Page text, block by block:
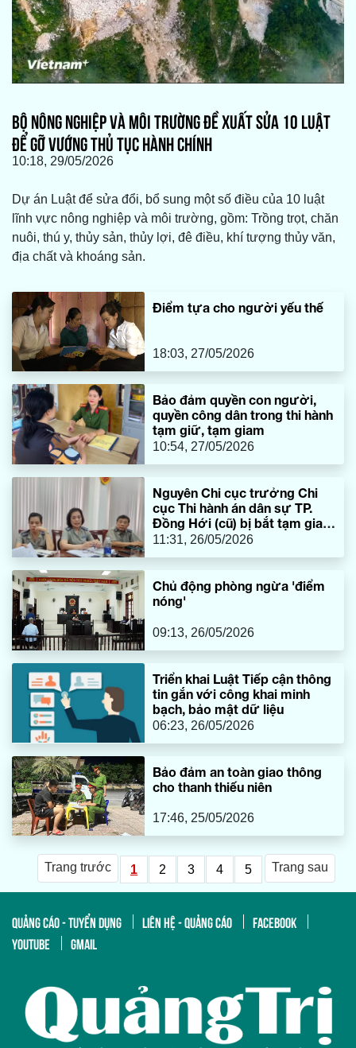
BỘ NÔNG NGHIỆP VÀ MÔI TRƯỜNG ĐỀ XUẤT SỬA 10 LUẬT
ĐỂ GỠ VƯỚNG THỦ TỤC HÀNH CHÍNH
10:18, 29/05/2026
Dự án Luật để sửa đổi, bổ sung một số điều của 10 luật
lĩnh vực nông nghiệp và môi trường, gồm: Trồng trọt, chăn
nuôi, thú y, thủy sản, thủy lợi, đê điều, khí tượng thủy văn,
địa chất và khoáng sản.
Điểm tựa cho người yếu thế
18:03, 27/05/2026
Bảo đảm quyền con người,
quyền công dân trong thi hành
tạm giữ, tạm giam
10:54, 27/05/2026
Nguyên Chi cục trưởng Chi
cục Thi hành án dân sự TP.
Đồng Hới (cũ) bị bắt tạm giam
để điều tra
11:31, 26/05/2026
Chủ động phòng ngừa 'điểm
nóng'
09:13, 26/05/2026
Triển khai Luật Tiếp cận thông
tin gắn với công khai minh
bạch, bảo mật dữ liệu
06:23, 26/05/2026
Bảo đảm an toàn giao thông
cho thanh thiếu niên
17:46, 25/05/2026
Trang trước 1 2 3 4 5 Trang sau
QUẢNG CÁO - TUYỂN DỤNG LIÊN HỆ - QUẢNG CÁO
FACEBOOK
YOUTUBE
GMAIL